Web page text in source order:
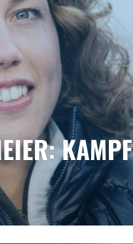
KAMPF